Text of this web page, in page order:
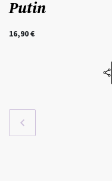
Putin
16,90€